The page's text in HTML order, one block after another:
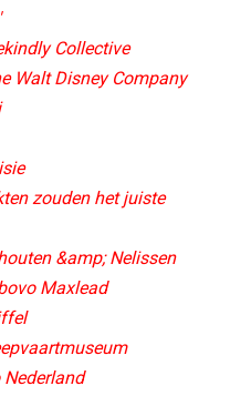
Collective
Walt Disney Company
zouden het juiste
&amp; Nelissen
Maxlead